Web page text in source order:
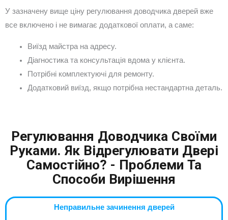
У зазначену вище ціну регулювання доводчика дверей вже
все включено і не вимагає додаткової оплати, а саме:
Виїзд майстра на адресу.
Діагностика та консультація вдома у клієнта.
Потрібні комплектуючі для ремонту.
Додатковий виїзд, якщо потрібна нестандартна деталь.
Регулювання Доводчика Своїми
Руками. Як Відрегулювати Двері
Самостійно? - Проблеми Та
Способи Вирішення
Неправильне зачинення дверей